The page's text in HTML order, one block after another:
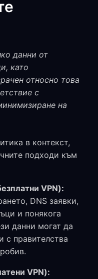
данни от
като
относно това
с
на
в контекст,
подходи към
VPN):
DNS заявки,
и понякога
данни могат да
с правителства
VPN):